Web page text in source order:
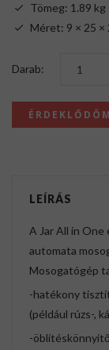
Tömeg: 1.89 kg
Méret: 9 × 25 ×
Darab:
LEÍRÁS
A Jar All in One
automata
Mosogatógép
-hatékony
(például rúzs-,
-